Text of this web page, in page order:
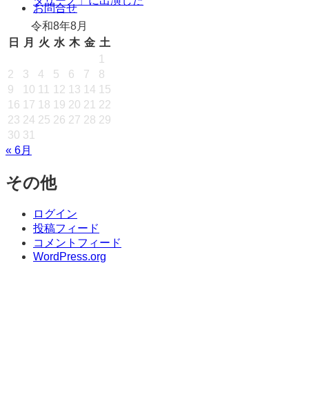
プ
お問合せ
令和8年8月
日
月 火 水 木 金 土
1
2
3 4 5 6 7
8
9
10 11 12 13 14 15
16 17 18 19 20 21 22
23 24 25 26 27 28 29
30 31
« 6月
その他
ログイン
投稿フィード
コメントフィード
WordPress.org